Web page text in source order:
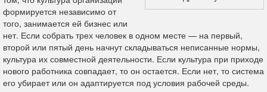
формируется независимо от
того, занимается ей бизнес или
нет. Если собрать трех человек в одном месте — на первый,
второй или пятый день начнут складываться неписанные нормы,
культура их совместной деятельности. Если культура при приходе
нового работника совпадает, то он остается. Если нет, то система
его убирает или он адаптируется под условия рабочей среды.